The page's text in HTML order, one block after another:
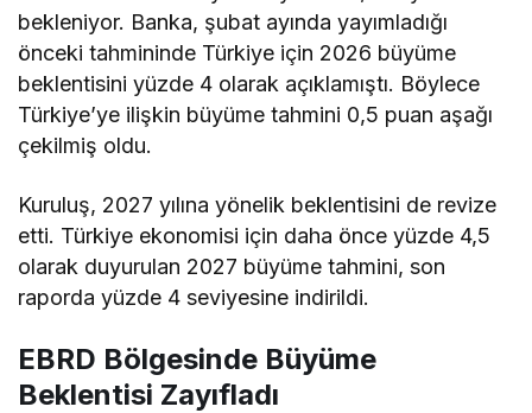
bekleniyor. Banka, şubat ayında yayımladığı
önceki tahmininde Türkiye için 2026 büyüme
beklentisini yüzde 4 olarak açıklamıştı. Böylece
Türkiye’ye ilişkin büyüme tahmini 0,5 puan aşağı
çekilmiş oldu.
Kuruluş, 2027 yılına yönelik beklentisini de revize
etti. Türkiye ekonomisi için daha önce yüzde 4,5
olarak duyurulan 2027 büyüme tahmini, son
raporda yüzde 4 seviyesine indirildi.
EBRD Bölgesinde Büyüme
Beklentisi Zayıfladı